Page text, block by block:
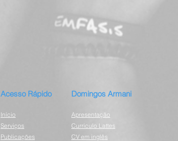
Acesso Rápido
Início
Serviços
Publicações
Domingos Armani
Apresentação
Currículo Lattes
CV em inglês